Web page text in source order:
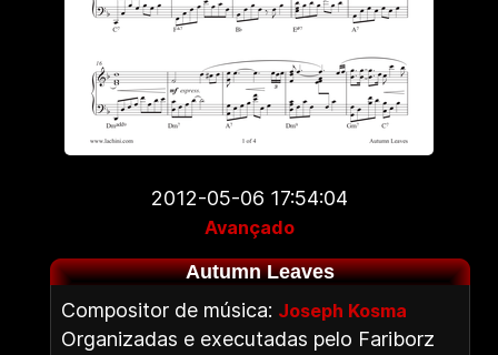
2012-05-06 17:54:04
Avançado
Autumn Leaves
Compositor de música: Joseph Kosma
Organizadas e executadas pelo Fariborz